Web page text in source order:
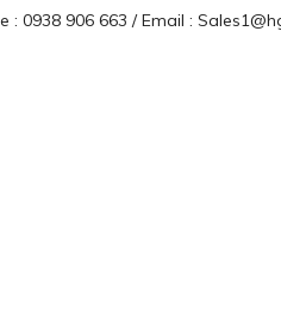
: 0938 906 663 / Email :